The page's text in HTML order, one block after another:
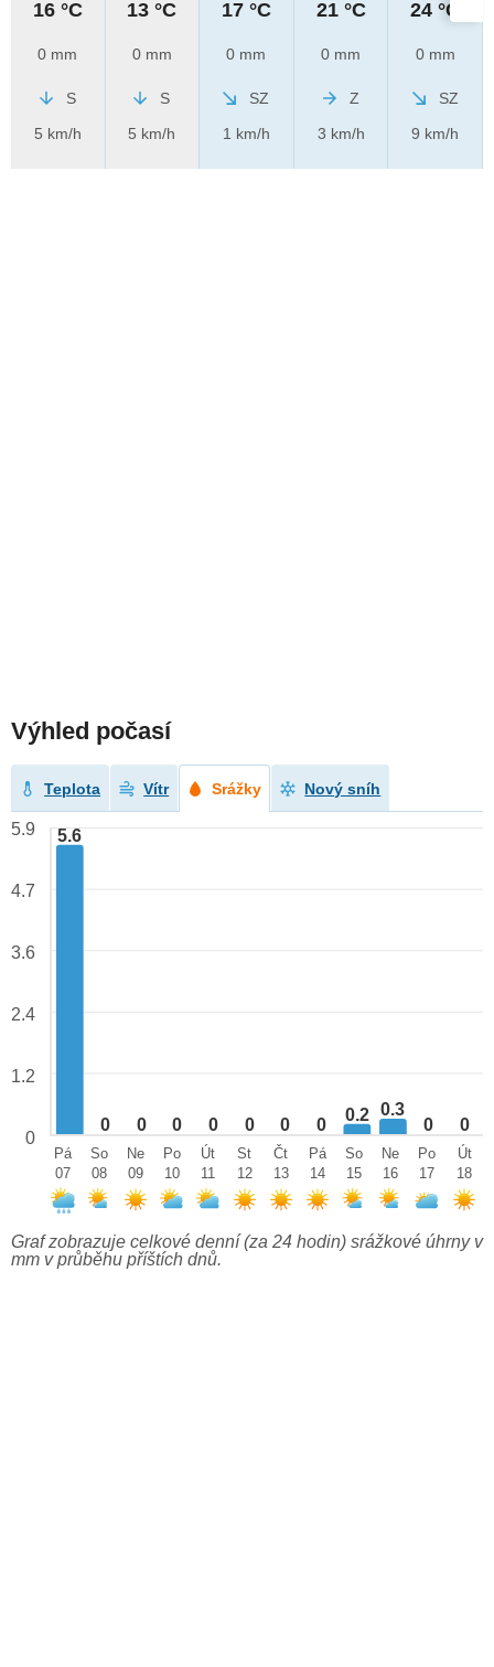
16 °C
0 mm
S
5 km/h
13 °C
0 mm
S
5 km/h
17 °C
0 mm
SZ
1 km/h
21 °C
0 mm
Z
3 km/h
24 °C
0 mm
SZ
9 km/h
Výhled počasí
Teplota Vítr Srážky Nový sníh
5.6
0 0 0 0 0 0 0
0.2 0.3
0 0
5.9
4.7
3.6
2.4
1.2
0
Pá
07
So
08
Ne
09
Po
10
Út
11
St
12
Čt
13
Pá
14
So
15
Ne
16
Po
17
Út
18
Graf zobrazuje celkové denní (za 24 hodin) srážkové úhrny v
mm v průběhu příštích dnů.